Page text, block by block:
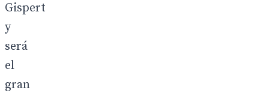
Gispert
y
será
el
gran